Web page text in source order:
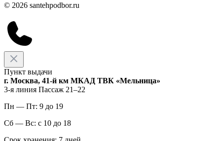
© 2026 santehpodbor.ru
Пункт выдачи
г. Москва, 41-й км МКАД ТВК «Мельница»
3-я линия Пассаж 21–22
Пн — Пт: 9 до 19
Сб — Вс: с 10 до 18